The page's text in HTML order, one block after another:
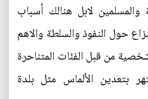
والمسلمين لابل هنالك أسباب
حول النفوذ والسلطة والاهم
من قبل الفئات المتناحرة
بتعدين الألماس مثل بلدة